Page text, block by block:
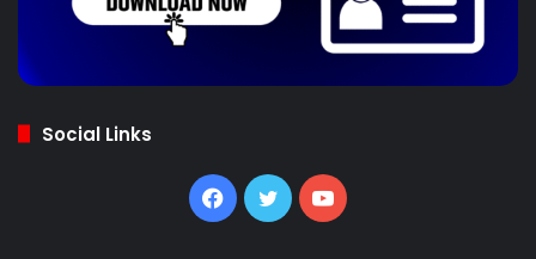
Social Links
Facebook
TwitterYouTube